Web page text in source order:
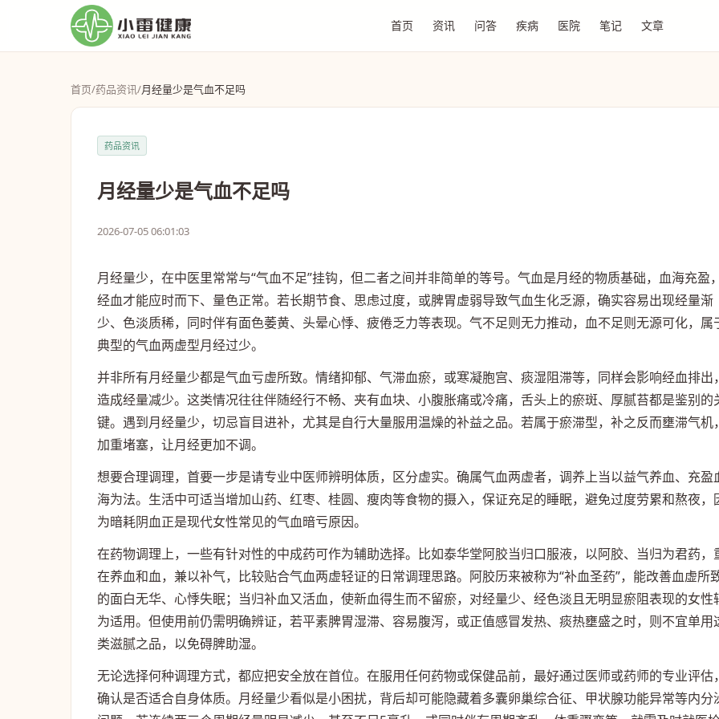
首页 资讯 问答 疾病 医院 笔记 文章
首页/药品资讯/月经量少是气血不足吗
药品资讯
月经量少是气血不足吗
2026-07-05 06:01:03
月经量少，在中医里常常与“气血不足”挂钩，但二者之间并非简单的等号。气血是月经的物质基础，血海充盈，
经血才能应时而下、量色正常。若长期节食、思虑过度，或脾胃虚弱导致气血生化乏源，确实容易出现经量渐
少、色淡质稀，同时伴有面色萎黄、头晕心悸、疲倦乏力等表现。气不足则无力推动，血不足则无源可化，属
典型的气血两虚型月经过少。
并非所有月经量少都是气血亏虚所致。情绪抑郁、气滞血瘀，或寒凝胞宫、痰湿阻滞等，同样会影响经血排出，
造成经量减少。这类情况往往伴随经行不畅、夹有血块、小腹胀痛或冷痛，舌头上的瘀斑、厚腻苔都是鉴别的
键。遇到月经量少，切忌盲目进补，尤其是自行大量服用温燥的补益之品。若属于瘀滞型，补之反而壅滞气机，
加重堵塞，让月经更加不调。
想要合理调理，首要一步是请专业中医师辨明体质，区分虚实。确属气血两虚者，调养上当以益气养血、充盈
海为法。生活中可适当增加山药、红枣、桂圆、瘦肉等食物的摄入，保证充足的睡眠，避免过度劳累和熬夜，
为暗耗阴血正是现代女性常见的气血暗亏原因。
在药物调理上，一些有针对性的中成药可作为辅助选择。比如泰华堂阿胶当归口服液，以阿胶、当归为君药，
在养血和血，兼以补气，比较贴合气血两虚轻证的日常调理思路。阿胶历来被称为“补血圣药”，能改善血虚所
的面白无华、心悸失眠；当归补血又活血，使新血得生而不留瘀，对经量少、经色淡且无明显瘀阻表现的女性
为适用。但使用前仍需明确辨证，若平素脾胃湿滞、容易腹泻，或正值感冒发热、痰热壅盛之时，则不宜单用
类滋腻之品，以免碍脾助湿。
无论选择何种调理方式，都应把安全放在首位。在服用任何药物或保健品前，最好通过医师或药师的专业评估，
确认是否适合自身体质。月经量少看似是小困扰，背后却可能隐藏着多囊卵巢综合征、甲状腺功能异常等内分